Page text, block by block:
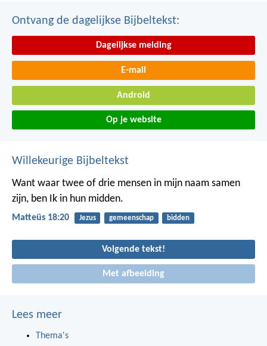
Ontvang de dagelijkse Bijbeltekst:
Dagelijkse melding
E-mail
Android
Op je website
Willekeurige Bijbeltekst
Want waar twee of drie mensen in mijn naam samen
zijn, ben Ik in hun midden.
Matteüs 18:20 Jezus gemeenschap bidden
Volgende tekst!
Met afbeelding
Lees meer
Thema's